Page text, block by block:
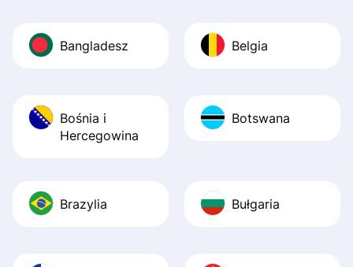
Bangladesz Belgia
Bośnia i
Hercegowina
Botswana
Brazylia Bułgaria